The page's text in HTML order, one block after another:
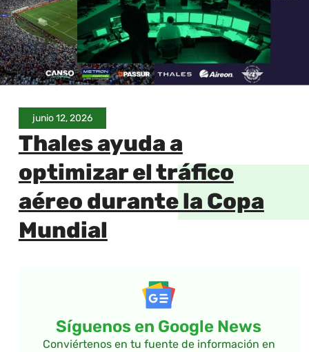
junio 12, 2026
Thales ayuda a
optimizar el tráfico
aéreo durante la Copa
Mundial
Síguenos en Google News
Conviértenos en tu fuente de información en